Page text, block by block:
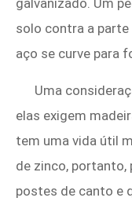
solo contra a parte
aço se curve para
Uma
elas exigem
tem uma vida útil
de zinco,
postes de canto e